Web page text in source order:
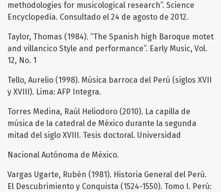
methodologies for musicological research”. Science
Encyclopedia. Consultado el 24 de agosto de 2012.
Taylor, Thomas (1984). “The Spanish high Baroque motet
and villancico Style and performance”. Early Music, Vol.
12, No. 1
Tello, Aurelio (1998). Música barroca del Perú (siglos XVII
y XVIII). Lima: AFP Integra.
Torres Medina, Raúl Heliodoro (2010). La capilla de
música de la catedral de México durante la segunda
mitad del siglo XVIII. Tesis doctoral. Universidad
Nacional Autónoma de México.
Vargas Ugarte, Rubén (1981). Historia General del Perú.
El Descubrimiento y Conquista (1524-1550). Tomo I. Perú: